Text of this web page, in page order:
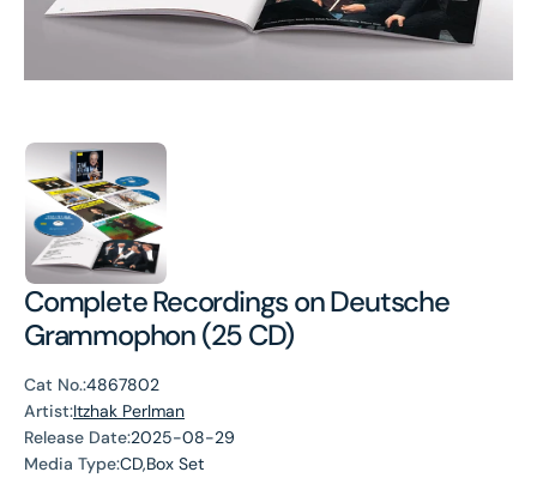
Complete Recordings on Deutsche
Grammophon (25 CD)
Cat No.:4867802
Artist:Itzhak Perlman
Release Date:2025-08-29
Media Type:CD,Box Set